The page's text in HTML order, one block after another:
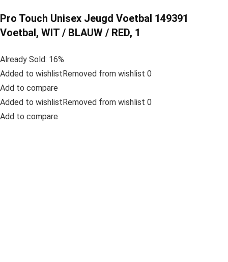
Pro Touch Unisex Jeugd Voetbal 149391
Voetbal, WIT / BLAUW / RED, 1
Already Sold: 16%
Added to wishlistRemoved from wishlist 0
Add to compare
Added to wishlistRemoved from wishlist 0
Add to compare